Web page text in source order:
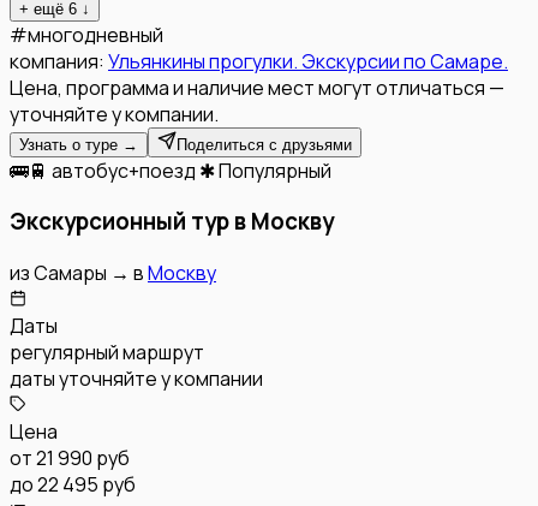
+ ещё 6 ↓
#многодневный
компания: Ульянкины прогулки. Экскурсии по Самаре.
Цена, программа и наличие мест могут отличаться —
уточняйте у компании.
Узнать о туре → Поделиться с друзьями
🚌🚆 автобус+поезд ✱ Популярный
Экскурсионный тур в Москву
изСамары → вМоскву
Даты
регулярный маршрут
даты уточняйте у компании
Цена
от21 990 руб
до 22 495 руб